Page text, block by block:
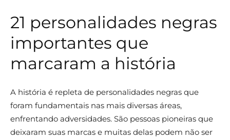
21 personalidades negras
importantes que
marcaram a história
A história é repleta de personalidades negras que
foram fundamentais nas mais diversas áreas,
enfrentando adversidades. São pessoas pioneiras que
deixaram suas marcas e muitas delas podem não ser